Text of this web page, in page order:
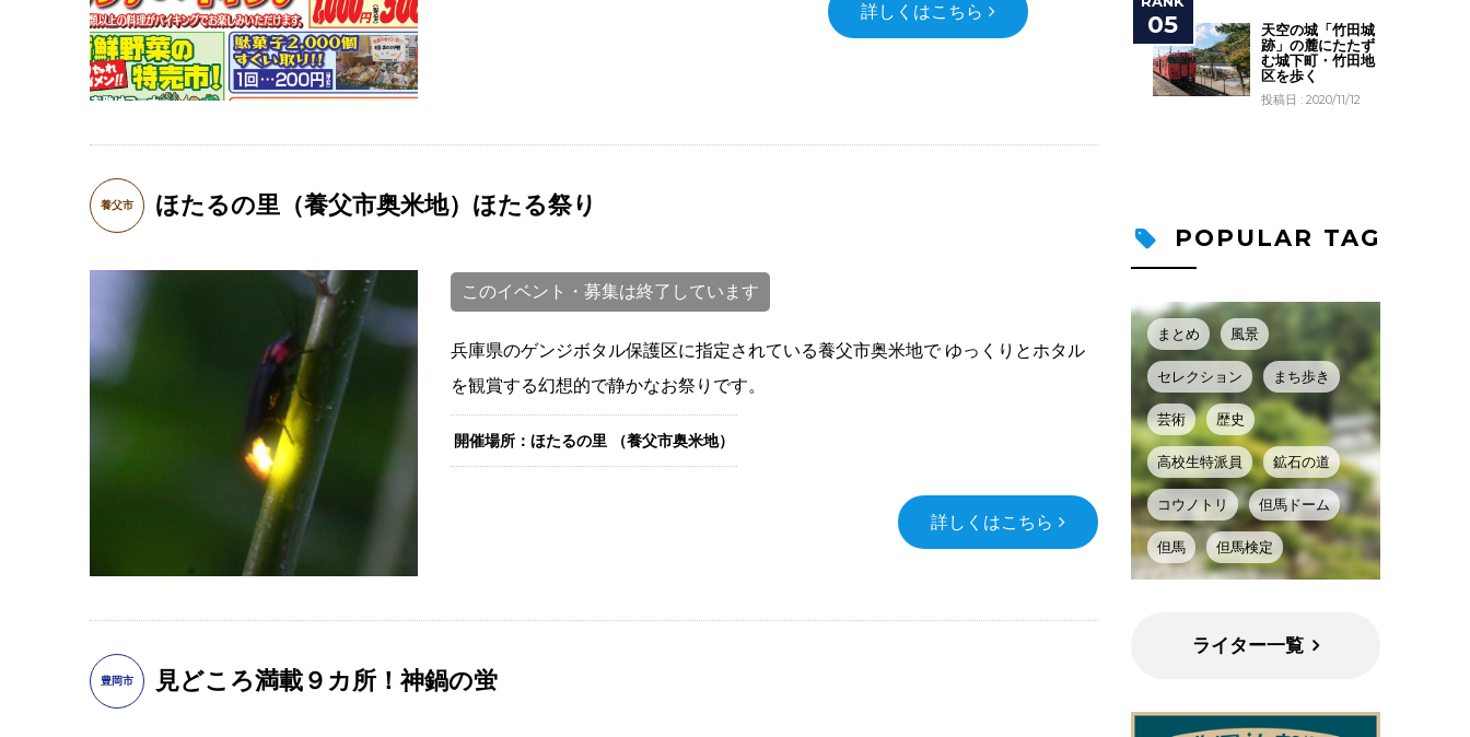
詳しくはこちら
養父市 ほたるの里（養父市奥米地）ほたる祭り
このイベント・募集は終了しています
兵庫県のゲンジボタル保護区に指定されている養父市奥米地で ゆっくりとホタル
を観賞する幻想的で静かなお祭りです。
開催場所：ほたるの里 （養父市奥米地）
詳しくはこちら
豊岡市 見どころ満載９カ所！神鍋の蛍
天空の城「竹田城
跡」の麓にたたず
む城下町・竹田地
区を歩く
投稿日 : 2020/11/12
POPULAR TAG
まとめ 風景
セレクション まち歩き
芸術 歴史
高校生特派員 鉱石の道
コウノトリ 但馬ドーム
但馬 但馬検定
ライター一覧